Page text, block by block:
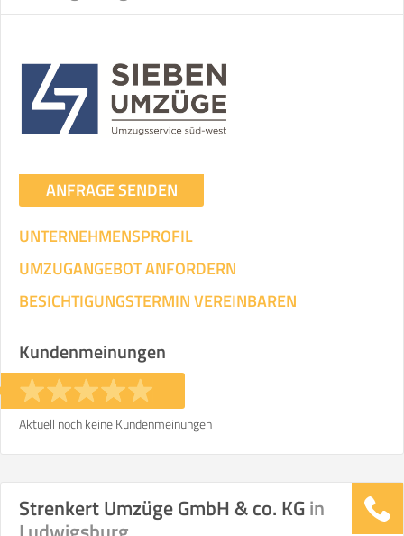
ANFRAGE SENDEN
UNTERNEHMENSPROFIL
UMZUGANGEBOT ANFORDERN
BESICHTIGUNGSTERMIN VEREINBAREN
Kundenmeinungen
Aktuell noch keine Kundenmeinungen
Strenkert Umzüge GmbH & co. KGin